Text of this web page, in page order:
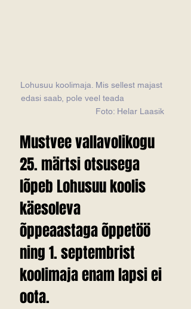
Lohusuu koolimaja. Mis sellest majast
edasi saab, pole veel teada
                               Foto: Helar Laasik
Mustvee vallavolikogu
25. märtsi otsusega
lõpeb Lohusuu koolis
käesoleva
õppeaastaga õppetöö
ning 1. septembrist
koolimaja enam lapsi ei
oota.